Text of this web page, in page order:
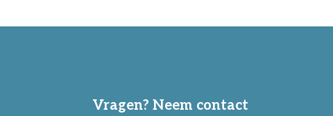
Vragen? Neem contact